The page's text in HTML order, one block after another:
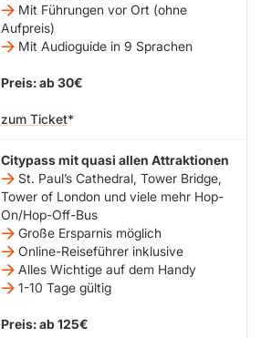
Mit Führungen vor Ort (ohne
Aufpreis)
Mit Audioguide in 9 Sprachen
Preis: ab 30€
zum Ticket
Citypass mit quasi allen Attraktionen
St. Paul’s Cathedral, Tower Bridge,
Tower of London und viele mehr Hop-
On/Hop-Off-Bus
Große Ersparnis möglich
Online-Reiseführer inklusive
Alles Wichtige auf dem Handy
1-10 Tage gültig
Preis: ab 125€